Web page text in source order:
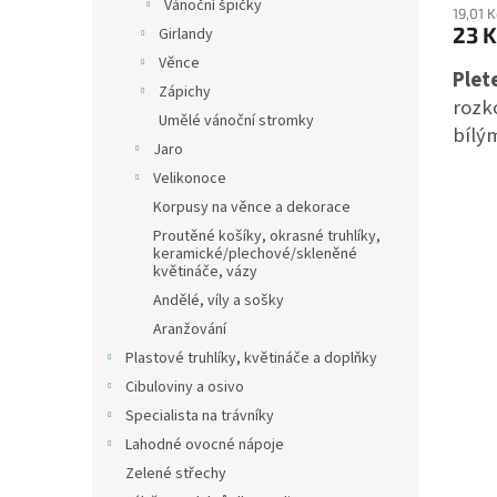
Vánoční špičky
Girlandy
Věnce
Zápichy
Umělé vánoční stromky
Jaro
Velikonoce
Korpusy na věnce a dekorace
Proutěné košíky, okrasné truhlíky,
keramické/plechové/skleněné
květináče, vázy
Andělé, víly a sošky
Aranžování
Plastové truhlíky, květináče a doplňky
Cibuloviny a osivo
Specialista na trávníky
Lahodné ovocné nápoje
Zelené střechy
19,01
23